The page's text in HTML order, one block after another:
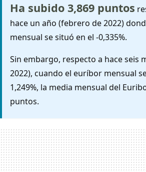
Ha subido 3,869 puntos
hace un año (febrero de 2022)
mensual se situó en el -0,335%.
Sin embargo, respecto a hace seis
2022), cuando el euríbor mensual
1,249%, la media mensual del
puntos.